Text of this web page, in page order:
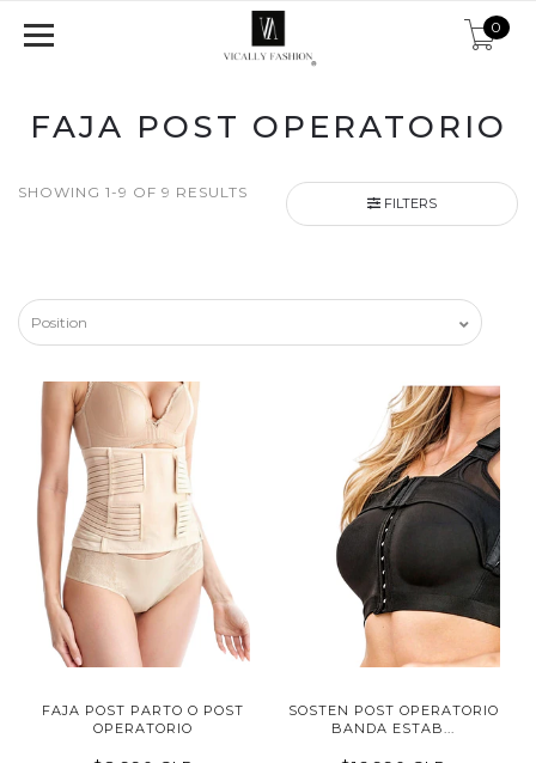
0
FAJA POST OPERATORIO
SHOWING 1-9 OF 9 RESULTS
FILTERS
FAJA POST PARTO O POST
OPERATORIO
SOSTEN POST OPERATORIO
BANDA ESTAB...